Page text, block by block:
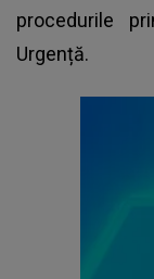
procedurile
Urgență.